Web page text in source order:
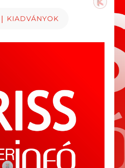
| KIADVÁNYOK